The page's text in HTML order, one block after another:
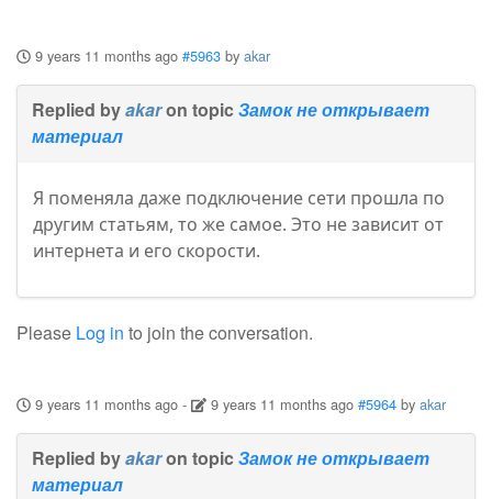
9 years 11 months ago #5963 by akar
Replied byakaron topic Замок не открывает
материал
Я поменяла даже подключение сети прошла по
другим статьям, то же самое. Это не зависит от
интернета и его скорости.
Please Log in to join the conversation.
9 years 11 months ago- 9 years 11 months ago #5964 byakar
Replied byakaron topic Замок не открывает
материал